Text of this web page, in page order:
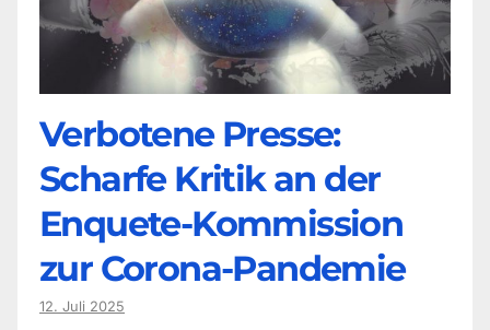
Verbotene Presse:
Scharfe Kritik an der
Enquete-Kommission
zur Corona-Pandemie
12. Juli 2025